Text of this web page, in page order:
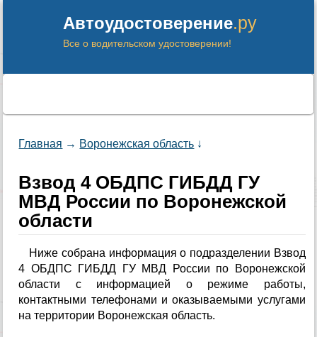
Автоудостоверение.ру
Все о водительском удостоверении!
Главная → Воронежская область ↓
Взвод 4 ОБДПС ГИБДД ГУ
МВД России по Воронежской
области
Ниже собрана информация о подразделении Взвод
4 ОБДПС ГИБДД ГУ МВД России по Воронежской
области с информацией о режиме работы,
контактными телефонами и оказываемыми услугами
на территории Воронежская область.